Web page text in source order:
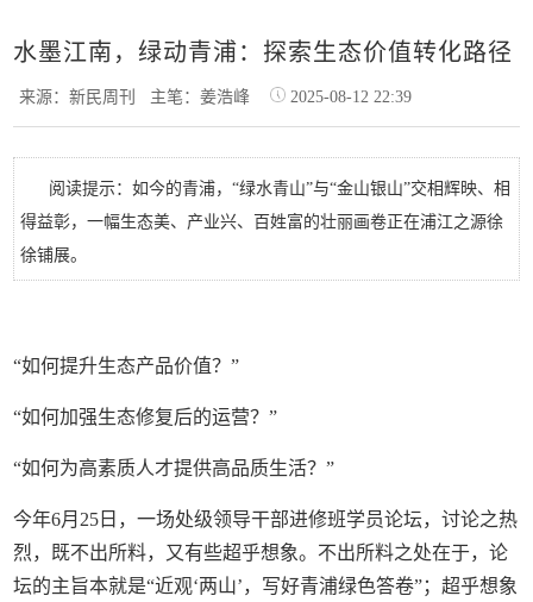
水墨江南，绿动青浦：探索生态价值转化路径
来源：新民周刊 主笔：姜浩峰 2025-08-12 22:39
阅读提示：如今的青浦，“绿水青山”与“金山银山”交相辉映、相
得益彰，一幅生态美、产业兴、百姓富的壮丽画卷正在浦江之源徐
徐铺展。
“如何提升生态产品价值？”
“如何加强生态修复后的运营？”
“如何为高素质人才提供高品质生活？”
今年6月25日，一场处级领导干部进修班学员论坛，讨论之热
烈，既不出所料，又有些超乎想象。不出所料之处在于，论
坛的主旨本就是“近观‘两山’，写好青浦绿色答卷”；超乎想象